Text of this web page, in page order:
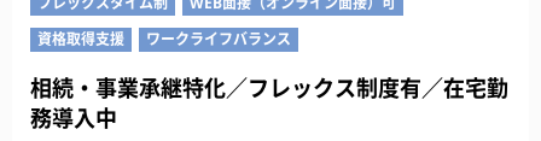
資格取得支援
ワークライフバランス
相続・事業承継特化／フレックス制度有／在宅勤
務導入中